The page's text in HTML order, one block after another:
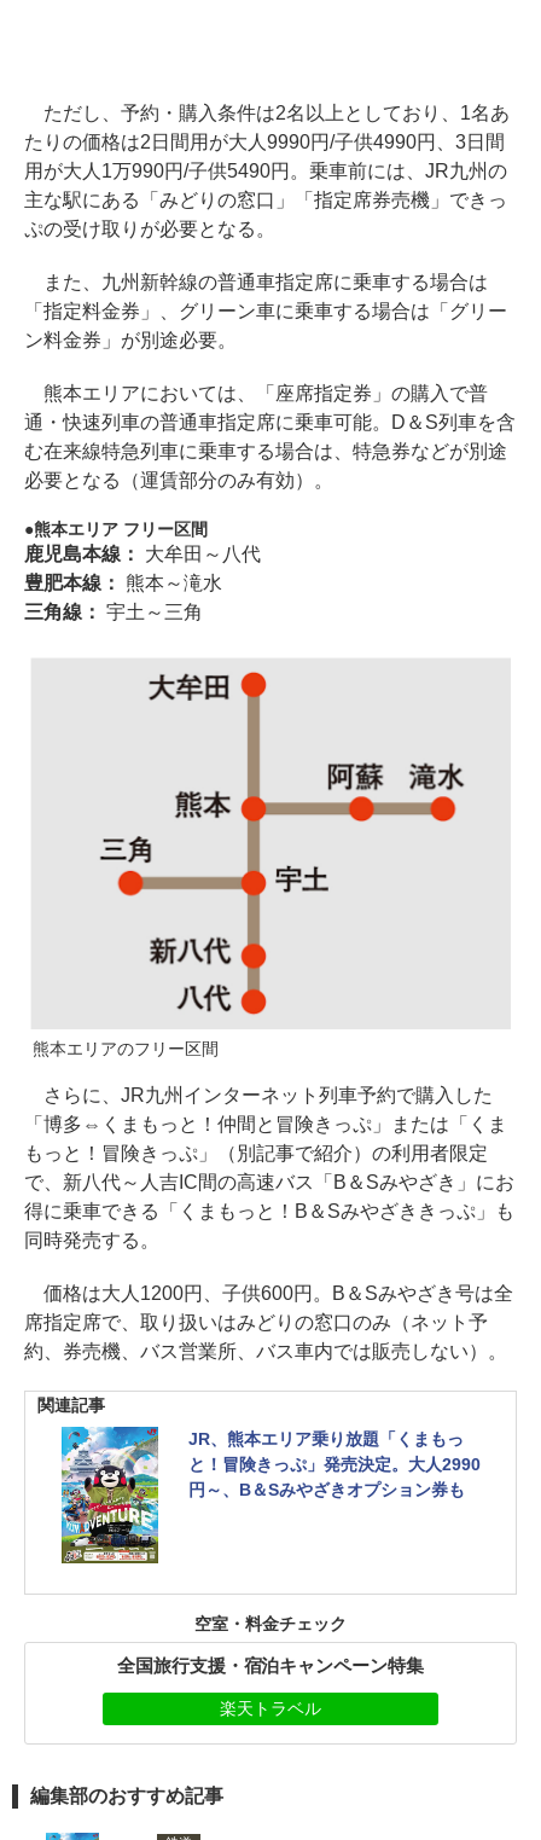
ただし、予約・購入条件は2名以上としており、1名あ
たりの価格は2日間用が大人9990円/子供4990円、3日間
用が大人1万990円/子供5490円。乗車前には、JR九州の
主な駅にある「みどりの窓口」「指定席券売機」できっ
ぷの受け取りが必要となる。
また、九州新幹線の普通車指定席に乗車する場合は
「指定料金券」、グリーン車に乗車する場合は「グリー
ン料金券」が別途必要。
熊本エリアにおいては、「座席指定券」の購入で普
通・快速列車の普通車指定席に乗車可能。D＆S列車を含
む在来線特急列車に乗車する場合は、特急券などが別途
必要となる（運賃部分のみ有効）。
熊本エリア フリー区間
鹿児島本線： 大牟田～八代
豊肥本線： 熊本～滝水
三角線： 宇土～三角
熊本エリアのフリー区間
さらに、JR九州インターネット列車予約で購入した
「博多⇔くまもっと！仲間と冒険きっぷ」または「くま
もっと！冒険きっぷ」（別記事で紹介）の利用者限定
で、新八代～人吉IC間の高速バス「B＆Sみやざき」にお
得に乗車できる「くまもっと！B＆Sみやざききっぷ」も
同時発売する。
価格は大人1200円、子供600円。B＆Sみやざき号は全
席指定席で、取り扱いはみどりの窓口のみ（ネット予
約、券売機、バス営業所、バス車内では販売しない）。
関連記事
JR、熊本エリア乗り放題「くまもっ
と！冒険きっぷ」発売決定。大人2990
円～、B＆Sみやざきオプション券も
空室・料金チェック
全国旅行支援・宿泊キャンペーン特集
楽天トラベル
編集部のおすすめ記事